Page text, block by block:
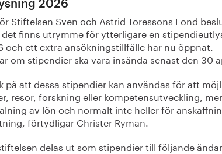
2026
Stiftelsen Sven och Astrid Toressons Fond
finns utrymme för ytterligare en
och ett extra ansökningstillfälle har nu öppnat.
om stipendier ska vara insända senast den 30
på att dessa stipendier kan användas för att
resor, forskning eller kompetensutveckling,
av lön och normalt inte heller för
förtydligar Christer Ryman.
delas ut som stipendier till följande